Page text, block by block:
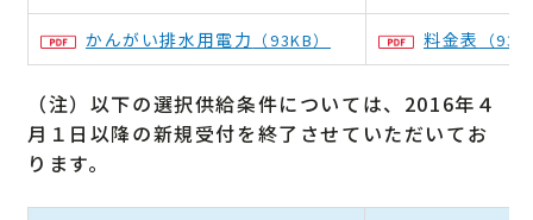
かんがい排水用電力 （93KB） 料金表 （
（注）以下の選択供給条件については、2016年４
月１日以降の新規受付を終了させていただいてお
ります。